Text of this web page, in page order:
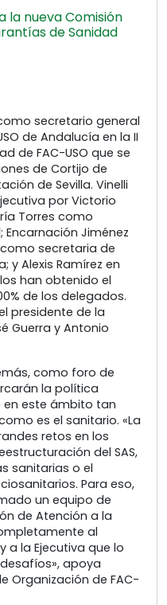
la nueva Comisión
de Sanidad
secretario general
de Andalucía en la II
de FAC-USO que se
de Cortijo de
de Sevilla. Vinelli
por Victorio
Torres como
Encarnación Jiménez
secretaria de
y Alexis Ramírez en
han obtenido el
de los delegados.
presidente de la
Guerra y Antonio
como foro de
la política
en este ámbito tan
es el sanitario. «La
retos en los
del SAS,
sanitarias o el
Para eso,
un equipo de
de Atención a la
al
a la Ejecutiva que lo
apoya
Organización de FAC-